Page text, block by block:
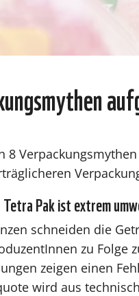
8
Pak ist extrem
schneiden die
zu Folge
zeigen einen
wird aus